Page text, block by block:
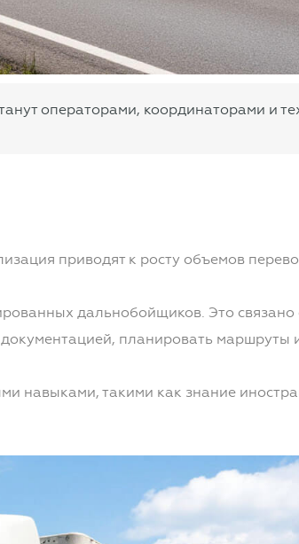
операторами, координаторами и
приводят к росту объемов
дальнобойщиков. Это связано
планировать маршруты
навыками, такими как знание